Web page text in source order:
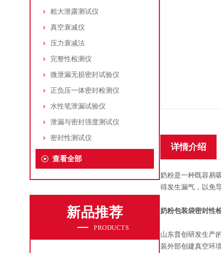
粗大泄露测试仪
真空衰减仪
压力衰减法
完整性检测仪
微泄漏无损密封试验仪
正负压一体密封检测仪
水性笔泄漏试验仪
泄漏与密封强度测试仪
密封性测试仪
查看全部
新品推荐
PRODUCTS
详情介绍
奶粉是一种既容易
得发生漏气，以免
奶粉包装袋密封性
山东普创研发生产
装外部创建真空环